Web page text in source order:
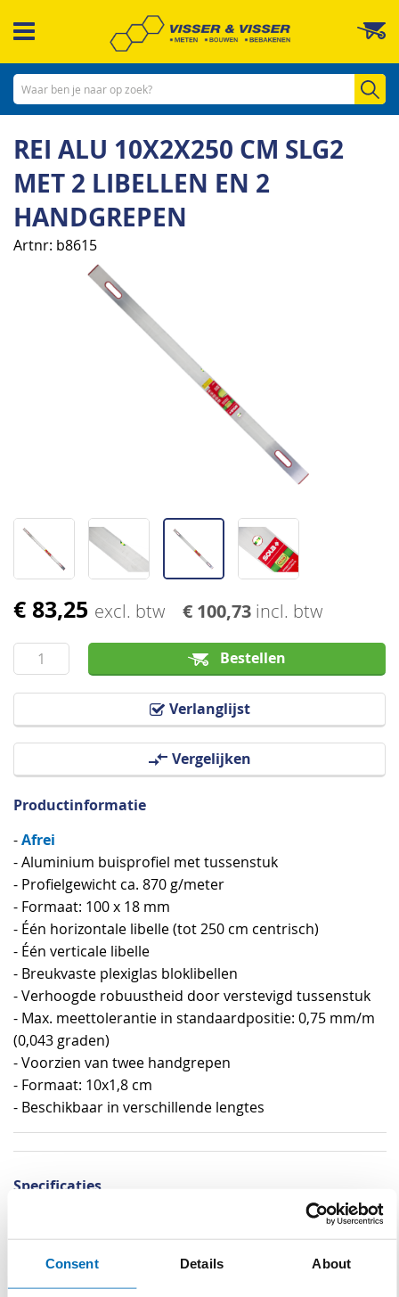
Consent Details About
naar
inhoud
REI ALU 10X2X250 CM SLG2
MET 2 LIBELLEN EN 2
HANDGREPEN
Artnr b8615
€ 83,25 excl. btw € 100,73 incl. btw
Bestellen
Verlanglijst
Vergelijken
Ga
het
begin
van
Productinformatie
-Afrei
- Aluminium buisprofiel met tussenstuk
- Profielgewicht ca. 870 g/meter
- Formaat: 100 x 18 mm
- Één horizontale libelle (tot 250 cm centrisch)
- Één verticale libelle
- Breukvaste plexiglas bloklibellen
- Verhoogde robuustheid door verstevigd tussenstuk
- Max. meettolerantie in standaardpositie: 0,75 mm/m
(0,043 graden)
- Voorzien van twee handgrepen
- Formaat: 10x1,8 cm
- Beschikbaar in verschillende lengtes
Specificaties
Breedte 10 cm